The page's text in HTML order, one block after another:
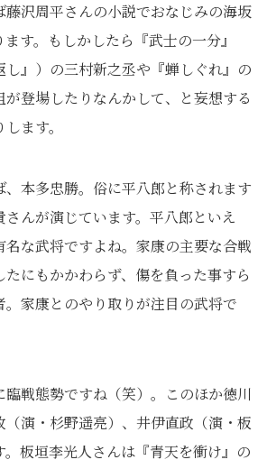
藤沢周平さんの小説でおなじみの海坂
す。もしかしたら『武士の一分』
し』）の三村新之丞や『蝉しぐれ』の
登場したりなんかして、と妄想する
ます。
、本多忠勝。俗に平八郎と称されます
んが演じています。平八郎といえ
名な武将ですよね。家康の主要な合戦
にもかかわらず、傷を負った事すら
。家康とのやり取りが注目の武将で
臨戦態勢ですね（笑）。このほか徳川
（演・杉野遥亮）、井伊直政（演・板
板垣李光人さんは『青天を衝け』の